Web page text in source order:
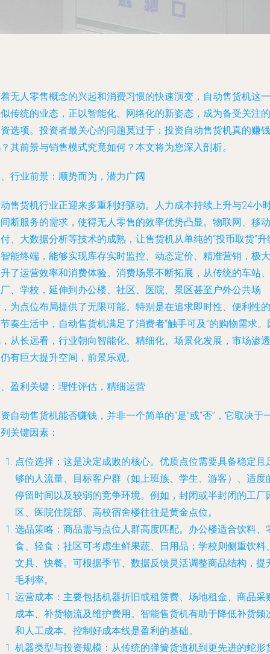
无人零售概念的兴起和消费习惯的快速演变，自动售货机这一
传统的业态，正以智能化、网络化的新姿态，成为备受关注的
选项。投资者最关心的问题莫过于：投资自动售货机真的赚钱
其前景与销售模式究竟如何？本文将为您深入剖析。
行业前景：顺势而为，潜力广阔
售货机行业正迎来多重利好驱动。人力成本持续上升与24小
断服务的需求，使得无人零售的效率优势凸显。物联网、移动
、大数据分析等技术的成熟，让售货机从单纯的“投币取货”升
能终端，能够实现库存实时监控、动态定价、精准营销，极大
了运营效率和消费体验。消费场景不断拓展，从传统的车站、
、学校，延伸到办公楼、社区、医院、景区甚至户外公共场
为点位布局提供了无限可能。特别是在追求即时性、便利性的
奏生活中，自动售货机满足了消费者“触手可及”的购物需求。
从长远看，行业朝向智能化、精细化、场景化发展，市场渗透
有巨大提升空间，前景乐观。
盈利关键：理性评估，精细运营
自动售货机能否赚钱，并非一个简单的“是”或“否”，它取决于
关键因素：
点位选择：这是决定成败的核心。优质点位需要具备稳定且
够的人流量、目标客户群（如上班族、学生、游客）、适度
停留时间以及较弱的竞争环境。例如，封闭或半封闭的工厂
区、医院住院部、高校宿舍楼往往是黄金点位。
选品策略：商品需与点位人群高度匹配。办公楼适合饮料、
食、轻食；社区可考虑生鲜果蔬、日用品；学校则侧重饮料
文具、快餐。可根据季节、数据反馈灵活调整商品结构，提
毛利率。
运营成本：主要包括机器折旧或租赁费、场地租金、商品采
成本、补货物流及维护费用。智能售货机有助于降低补货频
和人工成本。控制好成本线是盈利的基础。
机器类型与投资规模：从传统的弹簧货道机到更先进的蛇形